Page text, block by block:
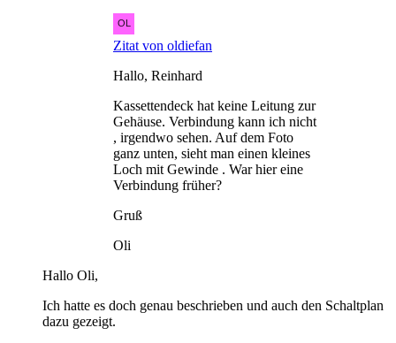
Zitat von oldiefan
Hallo, Reinhard
Kassettendeck hat keine Leitung zur
Gehäuse. Verbindung kann ich nicht
, irgendwo sehen. Auf dem Foto
ganz unten, sieht man einen kleines
Loch mit Gewinde . War hier eine
Verbindung früher?
Gruß
Oli
Hallo Oli,
Ich hatte es doch genau beschrieben und auch den Schaltplan
dazu gezeigt.